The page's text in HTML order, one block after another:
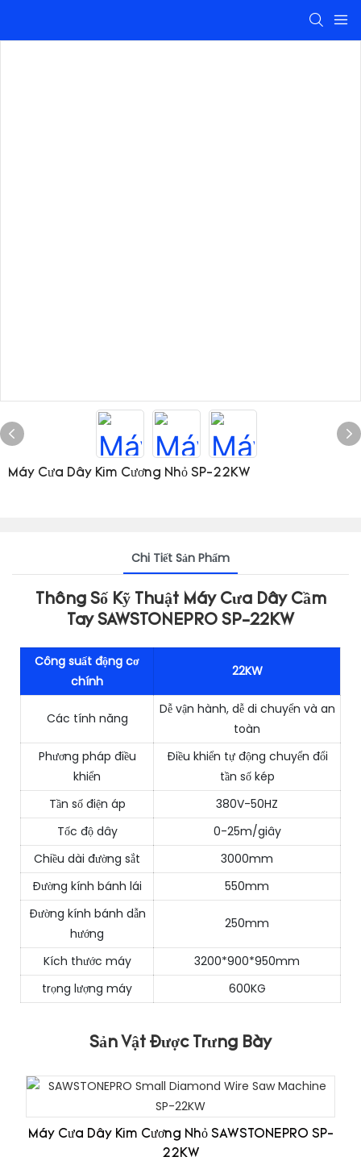
Máy Cưa Dây Kim Cương Nhỏ SP-22KW
Chi Tiết Sản Phẩm
Thông Số Kỹ Thuật Máy Cưa Dây Cầm
Tay SAWSTONEPRO SP-22KW
Công suất động cơ
chính
22KW
Các tính năng
Dễ vận hành, dễ di chuyển và an
toàn
Phương pháp điều
khiển
Điều khiển tự động chuyển đổi
tần số kép
Tần số điện áp
380V-50HZ
Tốc độ dây
0-25m/giây
Chiều dài đường sắt
3000mm
Đường kính bánh lái
550mm
Đường kính bánh dẫn
hướng
250mm
Kích thước máy
3200*900*950mm
trọng lượng máy
600KG
Sản Vật Được Trưng Bày
Máy Cưa Dây Kim Cương Nhỏ SAWSTONEPRO SP-
22KW